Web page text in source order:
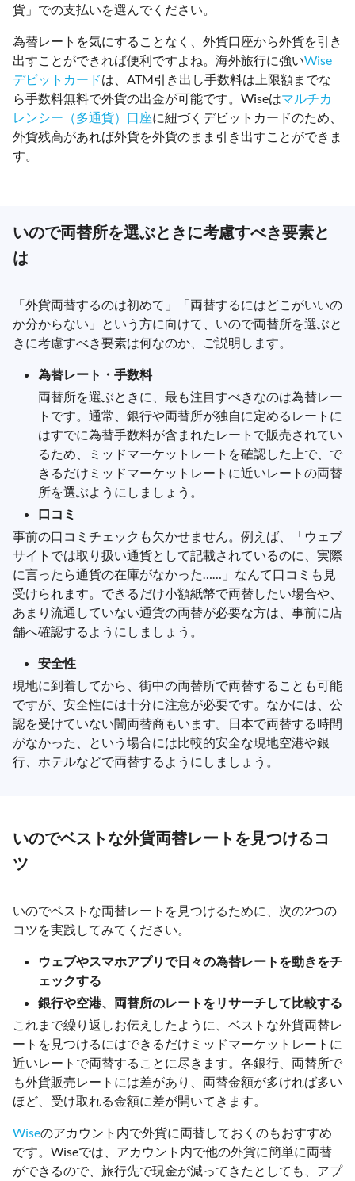
貨」での支払いを選んでください。
為替レートを気にすることなく、外貨口座から外貨を引き
出すことができれば便利ですよね。海外旅行に強いWise
デビットカードは、ATM引き出し手数料は上限額までな
ら手数料無料で外貨の出金が可能です。Wiseはマルチカ
レンシー（多通貨）口座に紐づくデビットカードのため、
外貨残高があれば外貨を外貨のまま引き出すことができま
す。
いので両替所を選ぶときに考慮すべき要素と
は
「外貨両替するのは初めて」「両替するにはどこがいいの
か分からない」という方に向けて、いので両替所を選ぶと
きに考慮すべき要素は何なのか、ご説明します。
為替レート・手数料
両替所を選ぶときに、最も注目すべきなのは為替レー
トです。通常、銀行や両替所が独自に定めるレートに
はすでに為替手数料が含まれたレートで販売されてい
るため、ミッドマーケットレートを確認した上で、で
きるだけミッドマーケットレートに近いレートの両替
所を選ぶようにしましょう。
口コミ
事前の口コミチェックも欠かせません。例えば、「ウェブ
サイトでは取り扱い通貨として記載されているのに、実際
に言ったら通貨の在庫がなかった……」なんて口コミも見
受けられます。できるだけ小額紙幣で両替したい場合や、
あまり流通していない通貨の両替が必要な方は、事前に店
舗へ確認するようにしましょう。
安全性
現地に到着してから、街中の両替所で両替することも可能
ですが、安全性には十分に注意が必要です。なかには、公
認を受けていない闇両替商もいます。日本で両替する時間
がなかった、という場合には比較的安全な現地空港や銀
行、ホテルなどで両替するようにしましょう。
いのでベストな外貨両替レートを見つけるコ
ツ
いのでベストな両替レートを見つけるために、次の2つの
コツを実践してみてください。
ウェブやスマホアプリで日々の為替レートを動きをチ
ェックする
銀行や空港、両替所のレートをリサーチして比較する
これまで繰り返しお伝えしたように、ベストな外貨両替レ
ートを見つけるにはできるだけミッドマーケットレートに
近いレートで両替することに尽きます。各銀行、両替所で
も外貨販売レートには差があり、両替金額が多ければ多い
ほど、受け取れる金額に差が開いてきます。
Wiseのアカウント内で外貨に両替しておくのもおすすめ
です。Wiseでは、アカウント内で他の外貨に簡単に両替
ができるので、旅行先で現金が減ってきたとしても、アプ